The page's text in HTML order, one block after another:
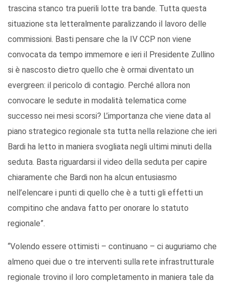
trascina stanco tra puerili lotte tra bande. Tutta questa
situazione sta letteralmente paralizzando il lavoro delle
commissioni. Basti pensare che la IV CCP non viene
convocata da tempo immemore e ieri il Presidente Zullino
si è nascosto dietro quello che è ormai diventato un
evergreen: il pericolo di contagio. Perché allora non
convocare le sedute in modalità telematica come
successo nei mesi scorsi? L’importanza che viene data al
piano strategico regionale sta tutta nella relazione che ieri
Bardi ha letto in maniera svogliata negli ultimi minuti della
seduta. Basta riguardarsi il video della seduta per capire
chiaramente che Bardi non ha alcun entusiasmo
nell’elencare i punti di quello che è a tutti gli effetti un
compitino che andava fatto per onorare lo statuto
regionale”.
“Volendo essere ottimisti – continuano – ci auguriamo che
almeno quei due o tre interventi sulla rete infrastrutturale
regionale trovino il loro completamento in maniera tale da